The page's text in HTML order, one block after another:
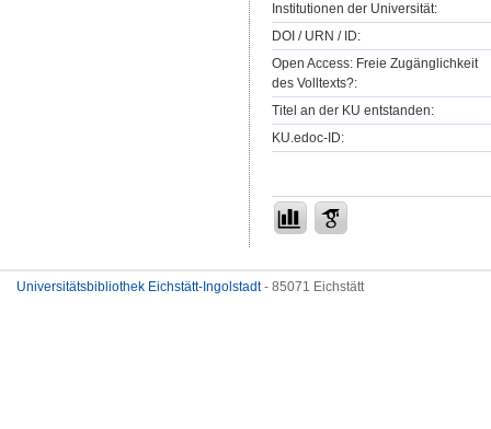
Institutionen der Universität:
DOI / URN / ID:
Open Access: Freie Zugänglichkeit
des Volltexts?:
Titel an der KU entstanden:
KU.edoc-ID:
Universitätsbibliothek Eichstätt-Ingolstadt- 85071 Eichstätt